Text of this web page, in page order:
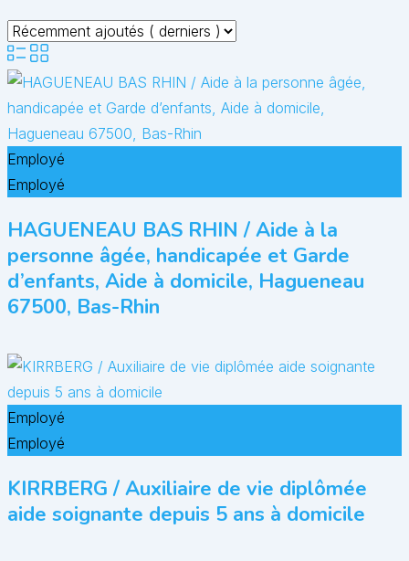
Employé
Employé
HAGUENEAU BAS RHIN / Aide à la
personne âgée, handicapée et Garde
d’enfants, Aide à domicile, Hagueneau
67500, Bas-Rhin
Employé
Employé
KIRRBERG / Auxiliaire de vie diplômée
aide soignante depuis 5 ans à domicile